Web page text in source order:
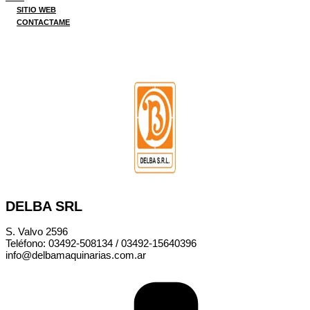
SITIO WEB
CONTACTAME
DELBA SRL
S. Valvo 2596
Teléfono: 03492-508134 / 03492-15640396
info@delbamaquinarias.com.ar